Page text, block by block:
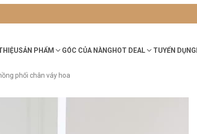
SẢN PHẨM GÓC CỦA NÀNG HOT DEAL TUYỂN DỤNG
phối chân váy hoa